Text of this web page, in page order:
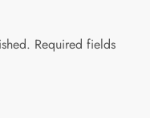
Required fields